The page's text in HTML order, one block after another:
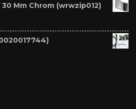
Mm Chrom (wrwzip012)